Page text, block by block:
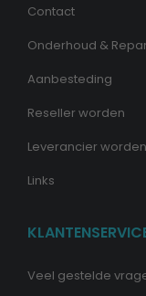
Contact
Onderhoud &
Aanbesteding
Reseller worden
Leverancier worden
Links
Veel gestelde